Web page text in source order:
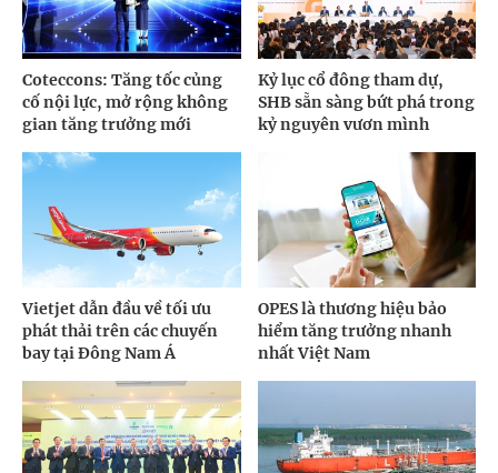
Coteccons: Tăng tốc củng
cố nội lực, mở rộng không
gian tăng trưởng mới
Kỷ lục cổ đông tham dự,
SHB sẵn sàng bứt phá trong
kỷ nguyên vươn mình
Vietjet dẫn đầu về tối ưu
phát thải trên các chuyến
bay tại Đông Nam Á
OPES là thương hiệu bảo
hiểm tăng trưởng nhanh
nhất Việt Nam